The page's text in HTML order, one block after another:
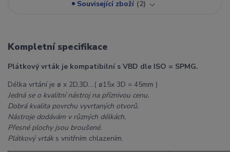
Související zboží 2
Kompletní specifikace
Plátkový vrták je kompatibilní s VBD dle ISO = SPMG.
Délka vrtání je ø x 2D,3D....( ø15x 3D = 45mm )
Jedná se o kvalitní nástroj na příznivou cenu.
Dobrá kvalita povrchu vyvrtaných otvorů.
Nástroje dodávám v různých délkách.
Přesné plochy jsou broušené.
Plátkový vrtáks vnitřním chlazením.